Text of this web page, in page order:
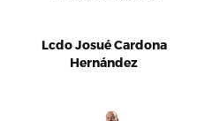
Lcdo Josué Cardona
Hernández